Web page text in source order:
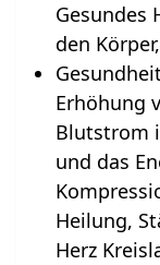
Gesundes
den
Erhöhung
Blutstrom
und das
Heilung,
Herz